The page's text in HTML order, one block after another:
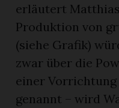
erläutert
Produktion von
(siehe Grafik)
zwar über die
einer
genannt – wird